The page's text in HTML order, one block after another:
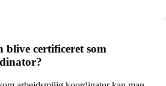
certificeret som